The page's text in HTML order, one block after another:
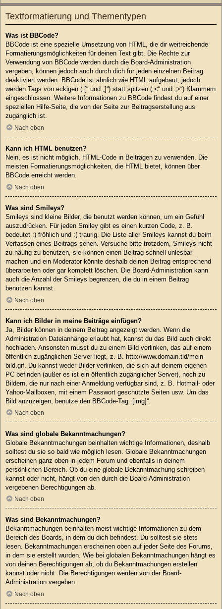
Textformatierung und Thementypen
Was ist BBCode?
BBCode ist eine spezielle Umsetzung von HTML, die dir weitreichende
Formatierungsmöglichkeiten für deinen Text gibt. Die Rechte zur
Verwendung von BBCode werden durch die Board-Administration
vergeben, können jedoch auch durch dich für jeden einzelnen Beitrag
deaktiviert werden. BBCode ist ähnlich wie HTML aufgebaut, jedoch
werden Tags von eckigen („[“ und „]“) statt spitzen („<“ und „>“) Klammern
eingeschlossen. Weitere Informationen zu BBCode findest du auf einer
speziellen Hilfe-Seite, die von der Seite zur Beitragserstellung aus
zugänglich ist.
Nach oben
Kann ich HTML benutzen?
Nein, es ist nicht möglich, HTML-Code in Beiträgen zu verwenden. Die
meisten Formatierungsmöglichkeiten, die HTML bietet, können über
BBCode erreicht werden.
Nach oben
Was sind Smileys?
Smileys sind kleine Bilder, die benutzt werden können, um ein Gefühl
auszudrücken. Für jeden Smiley gibt es einen kurzen Code, z. B.
bedeutet :) fröhlich und :( traurig. Die Liste aller Smileys kannst du beim
Verfassen eines Beitrags sehen. Versuche bitte trotzdem, Smileys nicht
zu häufig zu benutzen, sie können einen Beitrag schnell unlesbar
machen und ein Moderator könnte deshalb deinen Beitrag entsprechend
überarbeiten oder gar komplett löschen. Die Board-Administration kann
auch die Anzahl der Smileys begrenzen, die du in einem Beitrag
benutzen kannst.
Nach oben
Kann ich Bilder in meine Beiträge einfügen?
Ja, Bilder können in deinem Beitrag angezeigt werden. Wenn die
Administration Dateianhänge erlaubt hat, kannst du das Bild auch direkt
hochladen. Ansonsten musst du zu einem Bild verlinken, das auf einem
öffentlich zugänglichen Server liegt, z. B. http://www.domain.tld/mein-
bild.gif. Du kannst weder Bilder verlinken, die sich auf deinem eigenen
PC befinden (außer es ist ein öffentlich zugänglicher Server), noch zu
Bildern, die nur nach einer Anmeldung verfügbar sind, z. B. Hotmail- oder
Yahoo-Mailboxen, mit einem Passwort geschützte Seiten usw. Um das
Bild anzuzeigen, benutze den BBCode-Tag „[img]“.
Nach oben
Was sind globale Bekanntmachungen?
Globale Bekanntmachungen beinhalten wichtige Informationen, deshalb
solltest du sie so bald wie möglich lesen. Globale Bekanntmachungen
erscheinen ganz oben in jedem Forum und ebenfalls in deinem
persönlichen Bereich. Ob du eine globale Bekanntmachung schreiben
kannst oder nicht, hängt von den durch die Board-Administration
vergebenen Berechtigungen ab.
Nach oben
Was sind Bekanntmachungen?
Bekanntmachungen beinhalten meist wichtige Informationen zu dem
Bereich des Boards, in dem du dich befindest. Du solltest sie stets
lesen. Bekanntmachungen erscheinen oben auf jeder Seite des Forums,
in dem sie erstellt wurden. Wie bei globalen Bekanntmachungen hängt es
von deinen Berechtigungen ab, ob du Bekanntmachungen erstellen
kannst oder nicht. Die Berechtigungen werden von der Board-
Administration vergeben.
Nach oben